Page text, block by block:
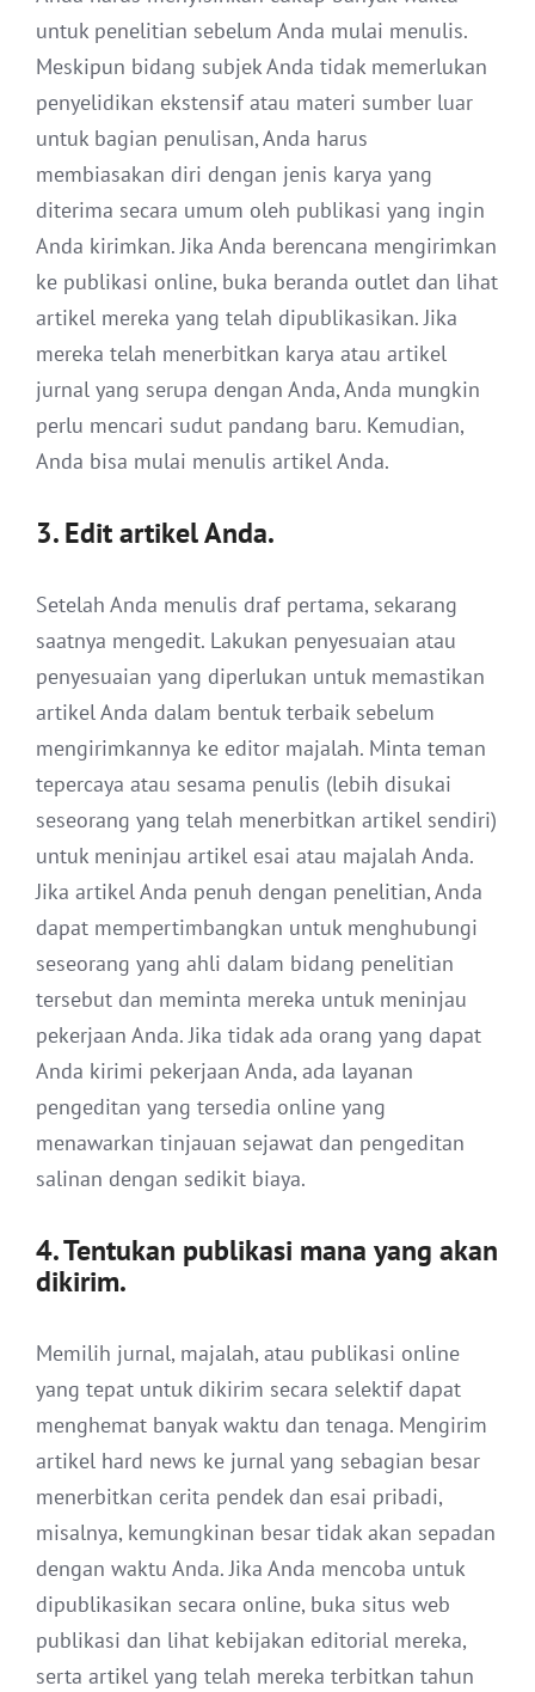
untuk penelitian sebelum Anda mulai menulis.
Meskipun bidang subjek Anda tidak memerlukan
penyelidikan ekstensif atau materi sumber luar
untuk bagian penulisan, Anda harus
membiasakan diri dengan jenis karya yang
diterima secara umum oleh publikasi yang ingin
Anda kirimkan. Jika Anda berencana mengirimkan
ke publikasi online, buka beranda outlet dan lihat
artikel mereka yang telah dipublikasikan. Jika
mereka telah menerbitkan karya atau artikel
jurnal yang serupa dengan Anda, Anda mungkin
perlu mencari sudut pandang baru. Kemudian,
Anda bisa mulai menulis artikel Anda.
3. Edit artikel Anda.
Setelah Anda menulis draf pertama, sekarang
saatnya mengedit. Lakukan penyesuaian atau
penyesuaian yang diperlukan untuk memastikan
artikel Anda dalam bentuk terbaik sebelum
mengirimkannya ke editor majalah. Minta teman
tepercaya atau sesama penulis (lebih disukai
seseorang yang telah menerbitkan artikel sendiri)
untuk meninjau artikel esai atau majalah Anda.
Jika artikel Anda penuh dengan penelitian, Anda
dapat mempertimbangkan untuk menghubungi
seseorang yang ahli dalam bidang penelitian
tersebut dan meminta mereka untuk meninjau
pekerjaan Anda. Jika tidak ada orang yang dapat
Anda kirimi pekerjaan Anda, ada layanan
pengeditan yang tersedia online yang
menawarkan tinjauan sejawat dan pengeditan
salinan dengan sedikit biaya.
4. Tentukan publikasi mana yang akan
dikirim.
Memilih jurnal, majalah, atau publikasi online
yang tepat untuk dikirim secara selektif dapat
menghemat banyak waktu dan tenaga. Mengirim
artikel hard news ke jurnal yang sebagian besar
menerbitkan cerita pendek dan esai pribadi,
misalnya, kemungkinan besar tidak akan sepadan
dengan waktu Anda. Jika Anda mencoba untuk
dipublikasikan secara online, buka situs web
publikasi dan lihat kebijakan editorial mereka,
serta artikel yang telah mereka terbitkan tahun